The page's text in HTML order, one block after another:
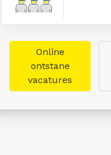
Online
ontstane
vacatures